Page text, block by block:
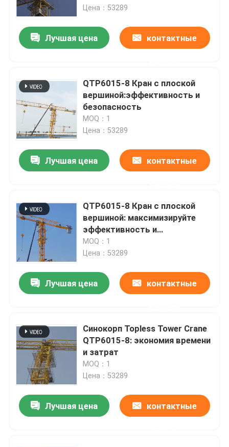
О Компании
контроль качества
контактные данные
Отправить запрос
Кран башни бабы молота
Luffing кран башни
Строительный подъемник
Гиб башенный кран
строительный подъемник
8-тонный башенный кран
Цена：53289
Лучшая цена контактные
QTP6015-8 Кран с плоской
вершиной:эффективность и
безопасность
MOQ：1
Цена：53289
Лучшая цена контактные
QTP6015-8 Кран с плоской
вершиной: максимизируйте
эффективность и
безопасность
MOQ：1
Цена：53289
Лучшая цена контактные
Синокорп Topless Tower Crane
QTP6015-8: экономия времени
и затрат
MOQ：1
Цена：53289
Лучшая цена контактные